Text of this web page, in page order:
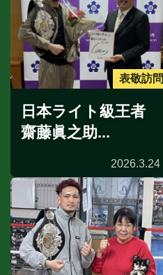
表敬訪問
日本ライト級王者
齋藤眞之助...
2026.3.24